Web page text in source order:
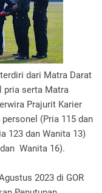
dari Matra Darat
pria serta Matra
Prajurit Karier
(Pria 115 dan
123 dan Wanita 13)
Wanita 16).
2023 di GOR